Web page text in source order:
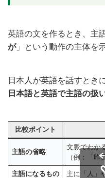
英語の文を作るとき、主
が」という動作の主体を
日本人が英語を話すとき
日本語と英語で主語の扱
比較ポイント
主語の省略
文脈でわか
（例：「昨
主語になるもの 主に「人」